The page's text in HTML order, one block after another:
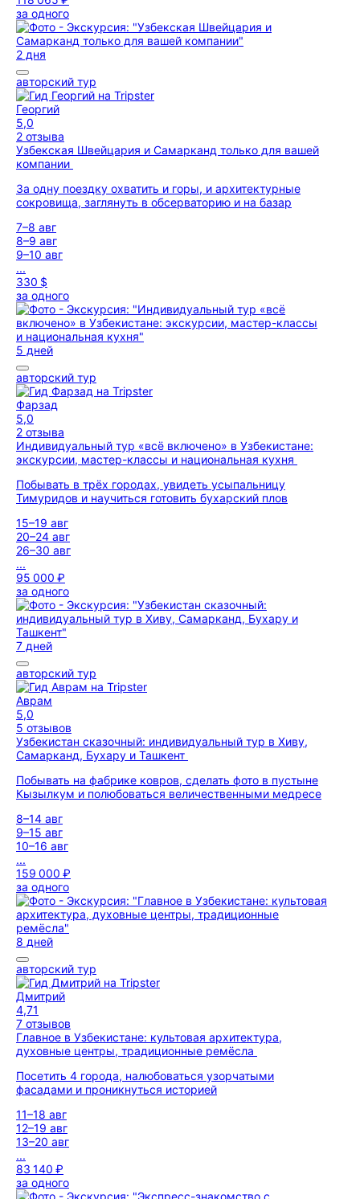
за одного
2 дня
авторский тур
Георгий
5,0
2 отзыва
Узбекская Швейцария и Самарканд только для вашей
компании
За одну поездку охватить и горы, и архитектурные
сокровища, заглянуть в обсерваторию и на базар
7–8 авг
8–9 авг
9–10 авг
...
330 $
за одного
5 дней
авторский тур
Фарзад
5,0
2 отзыва
Индивидуальный тур «всё включено» в Узбекистане:
экскурсии, мастер-классы и национальная кухня
Побывать в трёх городах, увидеть усыпальницу
Тимуридов и научиться готовить бухарский плов
15–19 авг
20–24 авг
26–30 авг
...
95 000 ₽
за одного
7 дней
авторский тур
Аврам
5,0
5 отзывов
Узбекистан сказочный: индивидуальный тур в Хиву,
Самарканд, Бухару и Ташкент
Побывать на фабрике ковров, сделать фото в пустыне
Кызылкум и полюбоваться величественными медресе
8–14 авг
9–15 авг
10–16 авг
...
159 000 ₽
за одного
8 дней
авторский тур
Дмитрий
4,71
7 отзывов
Главное в Узбекистане: культовая архитектура,
духовные центры, традиционные ремёсла
Посетить 4 города, налюбоваться узорчатыми
фасадами и проникнуться историей
11–18 авг
12–19 авг
13–20 авг
...
83 140 ₽
за одного